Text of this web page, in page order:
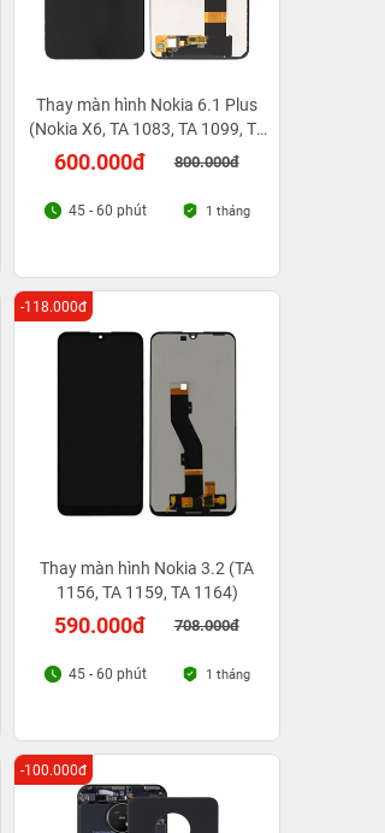
Thay màn hình Nokia 6.1 Plus
(Nokia X6, TA 1083, TA 1099, TA
1103)
600.000đ 800.000đ
45 - 60 phút 1 tháng
Thay màn hình Nokia 3.2 (TA
1156, TA 1159, TA 1164)
590.000đ 708.000đ
-118.000đ
45 - 60 phút 1 tháng
-100.000đ